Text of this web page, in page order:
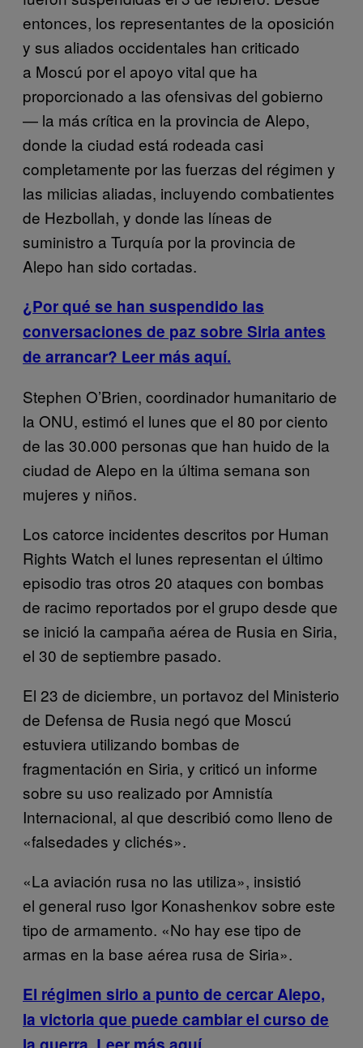
entonces, los representantes de la oposición
y sus aliados occidentales han criticado
a Moscú por el apoyo vital que ha
proporcionado a las ofensivas del gobierno
— la más crítica en la provincia de Alepo,
donde la ciudad está rodeada casi
completamente por las fuerzas del régimen y
las milicias aliadas, incluyendo combatientes
de Hezbollah, y donde las líneas de
suministro a Turquía por la provincia de
Alepo han sido cortadas.
¿Por qué se han suspendido las
conversaciones de paz sobre Siria antes
de arrancar? Leer más aquí.
Stephen O’Brien, coordinador humanitario de
la ONU, estimó el lunes que el 80 por ciento
de las 30.000 personas que han huido de la
ciudad de Alepo en la última semana son
mujeres y niños.
Los catorce incidentes descritos por Human
Rights Watch el lunes representan el último
episodio tras otros 20 ataques con bombas
de racimo reportados por el grupo desde que
se inició la campaña aérea de Rusia en Siria,
el 30 de septiembre pasado.
El 23 de diciembre, un portavoz del Ministerio
de Defensa de Rusia negó que Moscú
estuviera utilizando bombas de
fragmentación en Siria, y criticó un informe
sobre su uso realizado por Amnistía
Internacional, al que describió como lleno de
«falsedades y clichés».
«La aviación rusa no las utiliza», insistió
el general ruso Igor Konashenkov sobre este
tipo de armamento. «No hay ese tipo de
armas en la base aérea rusa de Siria».
El régimen sirio a punto de cercar Alepo,
la victoria que puede cambiar el curso de